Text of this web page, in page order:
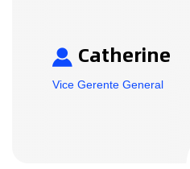
Catherine
Vice Gerente General